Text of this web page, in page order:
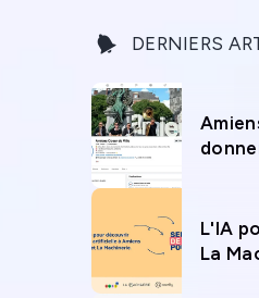
DERNIERS
L'IA
La